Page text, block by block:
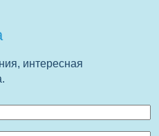
интересная